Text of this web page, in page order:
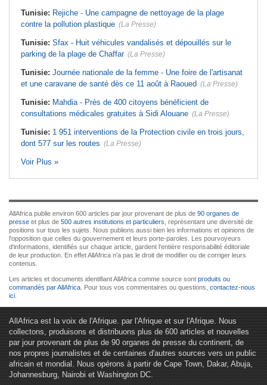
Tunisie: Rejiche - Une campagne de nettoyage de la plage
contre la pollution plastique (La Presse)
Tunisie: Sfax - Huit véhicules vandalisés et dépouillés sur le
parking de la plage de Chaffar (La Presse)
Tunisie: Journée nationale de la femme - Une foire de l'artisanat
et une caravane de santé dès ce 11 août à Raoued (La Presse)
Tunisie: Mahdia - Près de 400 citoyens bénéficient de
consultations médicales gratuites à Sidi Alouane (La Presse)
Tunisie: 1 951 interventions de la Protection civile en trois jours,
dont 577 sur les routes (La Presse)
Voir Plus »
AllAfrica publie environ 600 articles par jour provenant de plus de 90 organes de
presse et plus de 500 autres institutions et particuliers , représentant une diversité de
positions sur tous les sujets. Nous publions aussi bien les informations et opinions de
l'opposition que celles du gouvernement et leurs porte-paroles. Les pourvoyeurs
d'informations, identifiés sur chaque article, gardent l'entière responsabilité éditoriale
de leur production. En effet AllAfrica n'a pas le droit de modifier ou de corriger leurs
contenus.
Les articles et documents identifiant AllAfrica comme source sont produits ou
commandés par AllAfrica . Pour tous vos commentaires ou questions, contactez-nous
ici
AllAfrica est la voix de l'Afrique. par l'Afrique et sur l'Afrique. Nous
collectons, produisons et distribuons plus de 600 articles et nouvelles
par jour provenant de plus de 90 organes de presse du continent, de
nos propres journalistes et de centaines d'autres sources vers un public
africain et mondial. Nous opérons à partir de Cape Town, Dakar, Abuja,
Johannesburg, Nairobi et Washington DC.